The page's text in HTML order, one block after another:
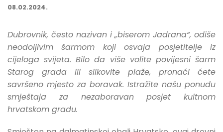
08.02.2024.
Dubrovnik, često nazivan i „biserom Jadrana“, odiše
neodoljivim šarmom koji osvaja posjetitelje iz
cijeloga svijeta. Bilo da više volite povijesni šarm
Starog grada ili slikovite plaže, pronaći ćete
savršeno mjesto za boravak. Istražite našu ponudu
smještaja za nezaboravan posjet kultnom
hrvatskom gradu.